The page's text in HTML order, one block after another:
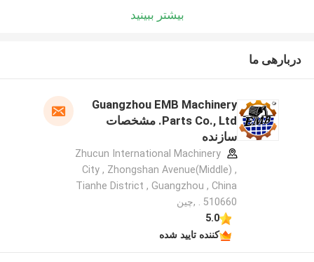
بیشتر ببینید
دربارهی ما
Guangzhou EMB Machinery
Parts Co., Ltd. مشخصات
سازنده
Zhucun International Machinery
City , Zhongshan Avenue(Middle) ,
Tianhe District , Guangzhou , China
. 510660 ,چین
5.0
کننده تایید شده